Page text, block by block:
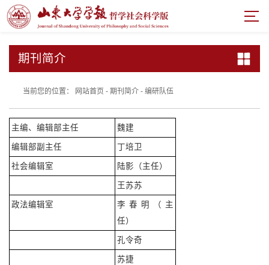
期刊简介
当前您的位置： 网站首页- 期刊简介- 编研队伍
主编、编辑部主任 魏建
编辑部副主任 丁培卫
社会编辑室 陆影（主任）
王苏苏
政法编辑室
李春明（主
任）
孔令奇
苏捷